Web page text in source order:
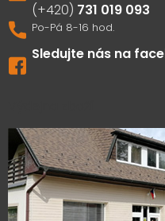
731 019 093
Sledujte nás na